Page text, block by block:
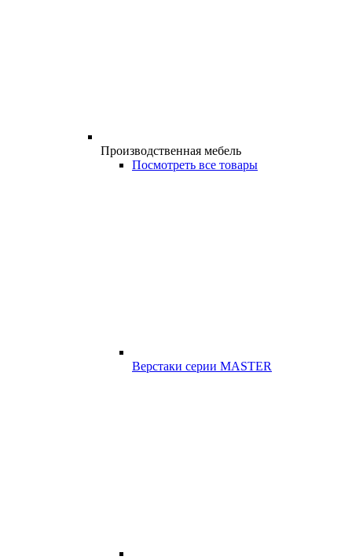
Производственная мебель
Посмотреть все товары
Верстаки серии MASTER